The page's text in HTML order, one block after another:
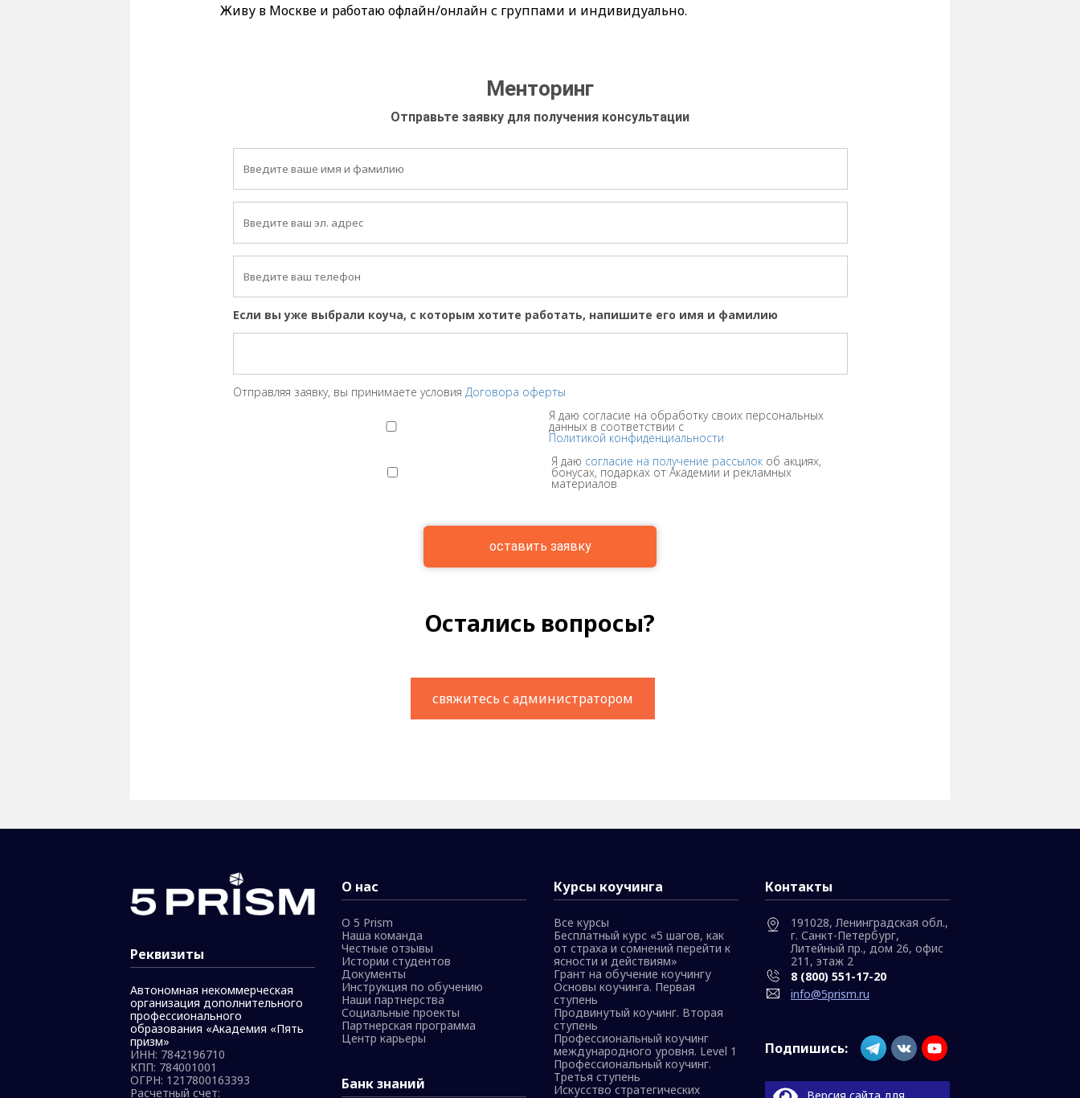
Живу в Москве и работаю офлайн/онлайн с группами и индивидуально.
Менторинг
Отправьте заявку для получения консультации
Если вы уже выбрали коуча, с которым хотите работать, напишите его имя и фамилию
Отправляя заявку, вы принимаете условия Договора оферты
Я даю согласие на обработку своих персональных
данных в соответствии с
Политикой конфиденциальности
Я даю согласие на получение рассылокоб акциях,
бонусах, подарках от Академии и рекламных
материалов
оставить заявку
Остались вопросы?
свяжитесь с администратором
Реквизиты
Автономная некоммерческая
организация дополнительного
профессионального
образования «Академия «Пять
призм»
ИНН: 7842196710
КПП: 784001001
ОГРН: 1217800163393
Расчетный счет:
О нас
О 5 Prism
Наша команда
Честные отзывы
Истории студентов
Документы
Инструкция по обучению
Наши партнерства
Социальные проекты
Партнерская программа
Центр карьеры
Банк знаний
Курсы коучинга
Все курсы
Бесплатный курс «5 шагов, как
от страха и сомнений перейти к
ясности и действиям»
Грант на обучение коучингу
Основы коучинга. Первая
ступень
Продвинутый коучинг. Вторая
ступень
Профессиональный коучинг
международного уровня. Level 1
Профессиональный коучинг.
Третья ступень
Искусство стратегических
Контакты
191028, Ленинградская обл.,
г. Санкт-Петербург,
Литейный пр., дом 26, офис
211, этаж 2
8 (800) 551-17-20
info@5prism.ru
Подпишись:
Версия сайта для